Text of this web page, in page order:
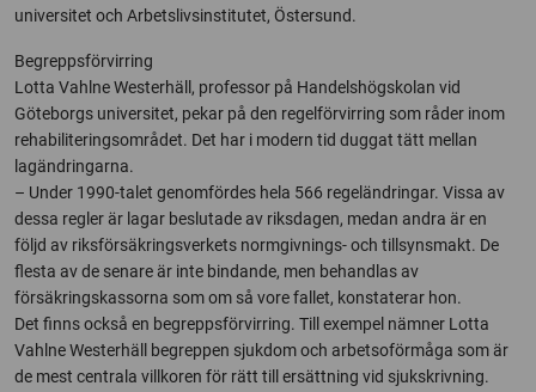
universitet och Arbetslivsinstitutet, Östersund.
Begreppsförvirring
Lotta Vahlne Westerhäll, professor på Handelshögskolan vid
Göteborgs universitet, pekar på den regelförvirring som råder inom
rehabiliteringsområdet. Det har i modern tid duggat tätt mellan
lagändringarna.
– Under 1990-talet genomfördes hela 566 regeländringar. Vissa av
dessa regler är lagar beslutade av riksdagen, medan andra är en
följd av riksförsäkringsverkets normgivnings- och tillsynsmakt. De
flesta av de senare är inte bindande, men behandlas av
försäkringskassorna som om så vore fallet, konstaterar hon.
Det finns också en begreppsförvirring. Till exempel nämner Lotta
Vahlne Westerhäll begreppen sjukdom och arbetsoförmåga som är
de mest centrala villkoren för rätt till ersättning vid sjukskrivning.